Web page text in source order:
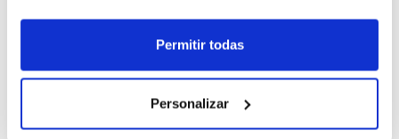
Permitir todas
Personalizar
ETIQUETAS clubes c.b. xirivella
prebenjamin